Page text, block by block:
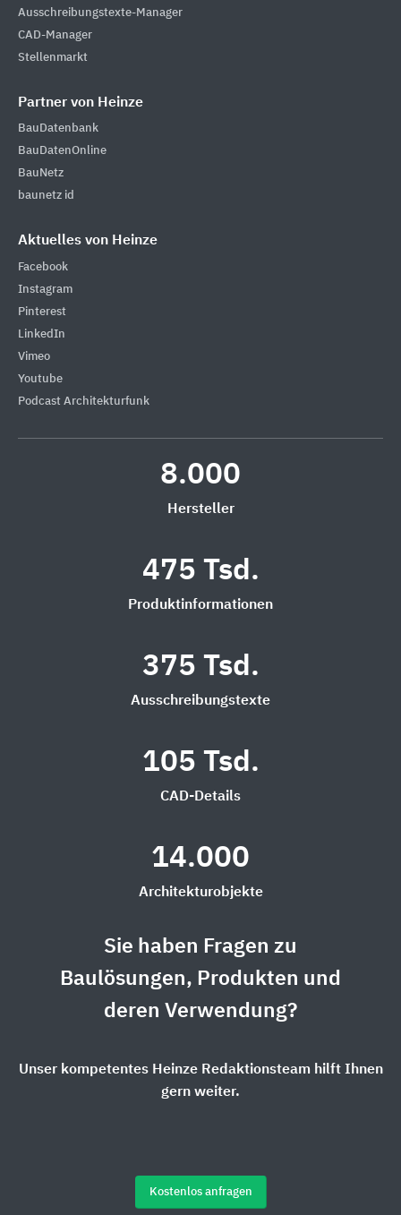
Ausschreibungstexte-Manager
CAD-Manager
Stellenmarkt
Partner von Heinze
BauDatenbank
BauDatenOnline
BauNetz
baunetz id
Aktuelles von Heinze
Facebook
Instagram
Pinterest
LinkedIn
Vimeo
Youtube
Podcast Architekturfunk
8.000
Hersteller
475 Tsd.
Produktinformationen
375 Tsd.
Ausschreibungstexte
105 Tsd.
CAD-Details
14.000
Architekturobjekte
Sie haben Fragen zu
Baulösungen, Produkten und
deren Verwendung?
Unser kompetentes Heinze Redaktionsteam hilft Ihnen
gern weiter.
Kostenlos anfragen